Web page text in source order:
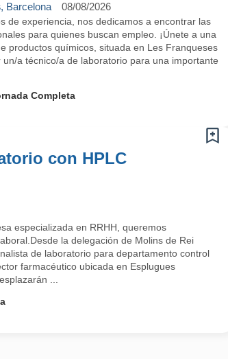
, Barcelona 08/08/2026
de experiencia, nos dedicamos a encontrar las
para quienes buscan empleo. ¡Únete a una
productos químicos, situada en Les Franqueses
a técnico/a de laboratorio para una importante
Completa
con HPLC
especializada en RRHH, queremos
la delegación de Molins de Rei
de laboratorio para departamento control
farmacéutico ubicada en Esplugues
...